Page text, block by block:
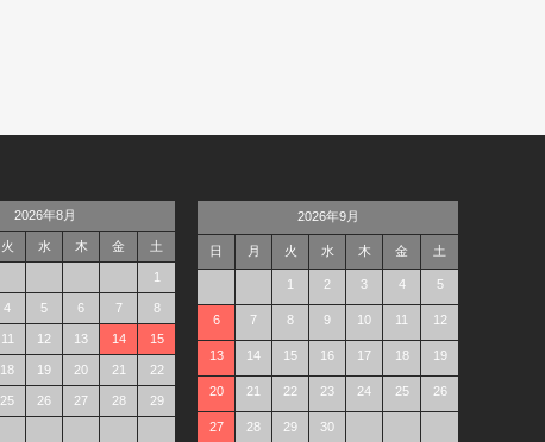
2026年8月
火 水 木 金 土
1
4 5 6 7 8
11 12 13 14 15
18 19 20 21 22
25 26 27 28 29
2026年9月
日 月 火 水 木 金 土
1 2 3 4 5
6 7 8 9 10 11 12
13 14 15 16 17 18 19
20 21 22 23 24 25 26
27 28 29 30